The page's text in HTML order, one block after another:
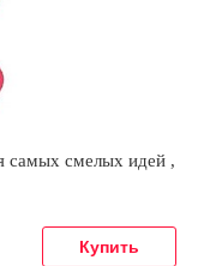
самых смелых идей ,